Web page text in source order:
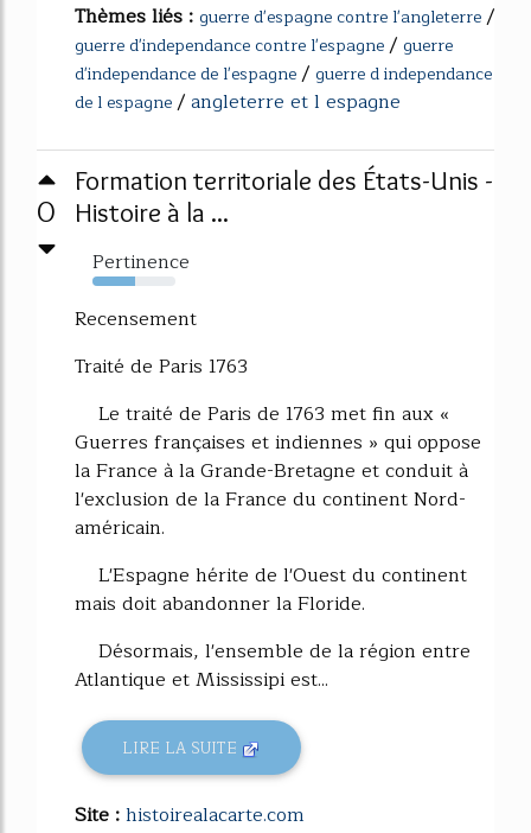
Thèmes liés : guerre d'espagne contre l'angleterre/
guerre d'independance contre l'espagne/ guerre
d'independance de l'espagne/ guerre d independance
de l espagne/angleterre et l espagne
0
Formation territoriale des États-Unis -
Histoire à la ...
Pertinence
52%
Recensement
Traité de Paris 1763
Le traité de Paris de 1763 met fin aux «
Guerres françaises et indiennes » qui oppose
la France à la Grande-Bretagne et conduit à
l'exclusion de la France du continent Nord-
américain.
L'Espagne hérite de l'Ouest du continent
mais doit abandonner la Floride.
Désormais, l'ensemble de la région entre
Atlantique et Mississipi est...
LIRE LA SUITE
Site :histoirealacarte.com